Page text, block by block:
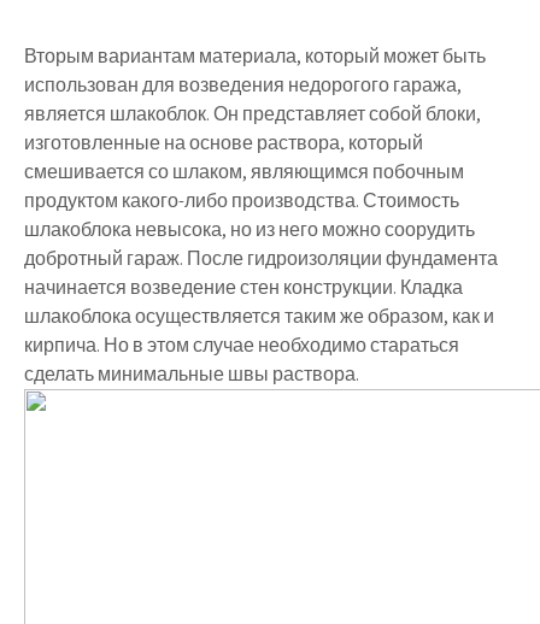
Вторым вариантам материала, который может быть
использован для возведения недорогого гаража,
является шлакоблок. Он представляет собой блоки,
изготовленные на основе раствора, который
смешивается со шлаком, являющимся побочным
продуктом какого-либо производства. Стоимость
шлакоблока невысока, но из него можно соорудить
добротный гараж. После гидроизоляции фундамента
начинается возведение стен конструкции. Кладка
шлакоблока осуществляется таким же образом, как и
кирпича. Но в этом случае необходимо стараться
сделать минимальные швы раствора.